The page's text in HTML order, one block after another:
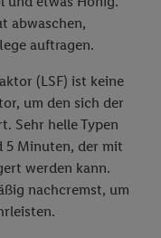
abwaschen,
auftragen.
(LSF) ist keine
um den sich der
Sehr helle Typen
5 Minuten, der mit
werden kann.
nachcremst, um